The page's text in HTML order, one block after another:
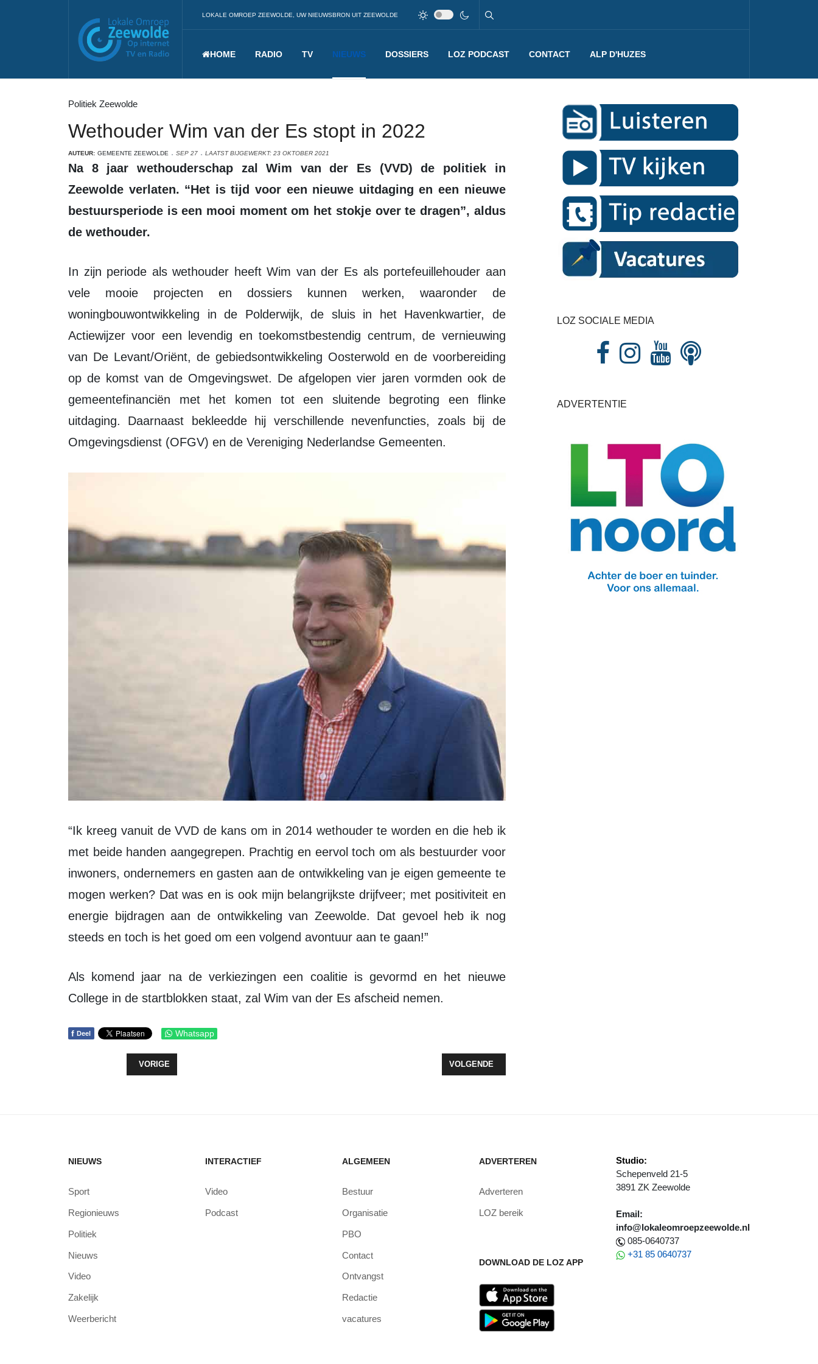
LOKALE OMROEP ZEEWOLDE, UW NIEUWSBRON UIT ZEEWOLDE
HOME RADIO TV NIEUWS DOSSIERS LOZ PODCAST CONTACT ALP D'HUZES
Politiek Zeewolde
Wethouder Wim van der Es stopt in 2022
AUTEUR: GEMEENTE ZEEWOLDE SEP 27 LAATST BIJGEWERKT: 23 OKTOBER 2021
Na 8 jaar wethouderschap zal Wim van der Es (VVD) de politiek in
Zeewolde verlaten. “Het is tijd voor een nieuwe uitdaging en een nieuwe
bestuursperiode is een mooi moment om het stokje over te dragen”, aldus
de wethouder.
In zijn periode als wethouder heeft Wim van der Es als portefeuillehouder aan
vele mooie projecten en dossiers kunnen werken, waaronder de
woningbouwontwikkeling in de Polderwijk, de sluis in het Havenkwartier, de
Actiewijzer voor een levendig en toekomstbestendig centrum, de vernieuwing
van De Levant/Oriënt, de gebiedsontwikkeling Oosterwold en de voorbereiding
op de komst van de Omgevingswet. De afgelopen vier jaren vormden ook de
gemeentefinanciën met het komen tot een sluitende begroting een flinke
uitdaging. Daarnaast bekleedde hij verschillende nevenfuncties, zoals bij de
Omgevingsdienst (OFGV) en de Vereniging Nederlandse Gemeenten.
“Ik kreeg vanuit de VVD de kans om in 2014 wethouder te worden en die heb ik
met beide handen aangegrepen. Prachtig en eervol toch om als bestuurder voor
inwoners, ondernemers en gasten aan de ontwikkeling van je eigen gemeente te
mogen werken? Dat was en is ook mijn belangrijkste drijfveer; met positiviteit en
energie bijdragen aan de ontwikkeling van Zeewolde. Dat gevoel heb ik nog
steeds en toch is het goed om een volgend avontuur aan te gaan!”
Als komend jaar na de verkiezingen een coalitie is gevormd en het nieuwe
College in de startblokken staat, zal Wim van der Es afscheid nemen.
f Deel Whatsapp
VORIG ARTIKEL: RAADSVERGADERING 30 SEPTEMBER 2021
VORIGE VOLGENDE ARTIKEL: CDA FLEVOLAND REAGEERT OP WONINGBOUWPLANNEN OVP
VOLGENDE
LOZ SOCIALE MEDIA
ADVERTENTIE
NIEUWS
Sport
Regionieuws
Politiek
Nieuws
Video
Zakelijk
Weerbericht
INTERACTIEF
Video
Podcast
ALGEMEEN
Bestuur
Organisatie
PBO
Contact
Ontvangst
Redactie
vacatures
ADVERTEREN
Adverteren
LOZ bereik
DOWNLOAD DE LOZ APP
Studio:
Schepenveld 21-5
3891 ZK Zeewolde
Email:
info@lokaleomroepzeewolde.nl
085-0640737
+31 85 0640737